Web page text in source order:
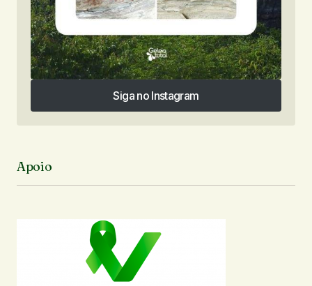
Siga no Instagram
Siga no Instagram
Apoio